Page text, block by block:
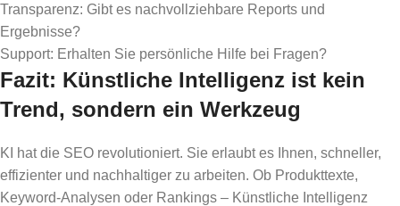
Transparenz: Gibt es nachvollziehbare Reports und
Ergebnisse?
Support: Erhalten Sie persönliche Hilfe bei Fragen?
Fazit: Künstliche Intelligenz ist kein
Trend, sondern ein Werkzeug
KI hat die SEO revolutioniert. Sie erlaubt es Ihnen, schneller,
effizienter und nachhaltiger zu arbeiten. Ob Produkttexte,
Keyword-Analysen oder Rankings – Künstliche Intelligenz